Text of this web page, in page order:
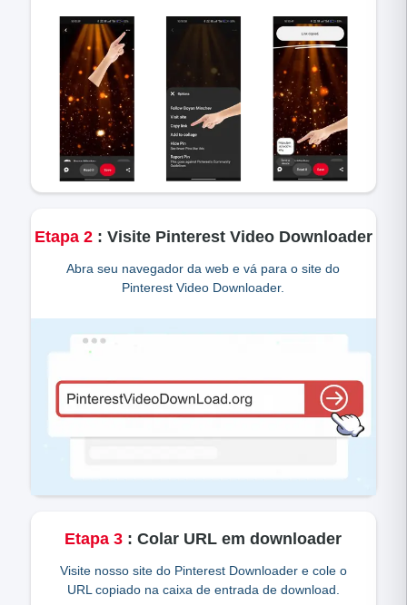
Etapa 2 : Visite Pinterest Video Downloader
Abra seu navegador da web e vá para o site do
Pinterest Video Downloader.
Etapa 3 :Colar URL em downloader
Visite nosso site do Pinterest Downloader e cole o
URL copiado na caixa de entrada de download.